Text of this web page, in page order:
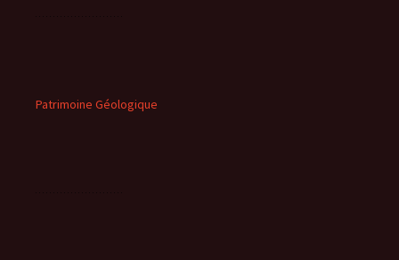
Patrimoine Géologique